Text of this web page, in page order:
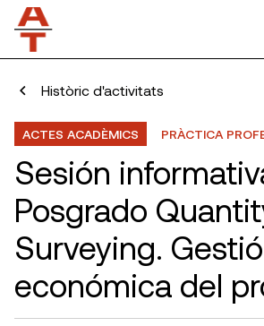
Històric d'activitats
ACTES ACADÈMICS PRÀCTICA
Sesión
Posgrado
Surveying.
económica del